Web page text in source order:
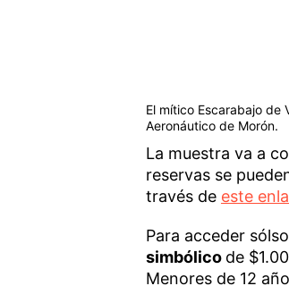
El mítico Escarabajo de
Aeronáutico de Morón.
La muestra va a
reservas se
través de este
Para acceder
simbólico de
Menores de 12